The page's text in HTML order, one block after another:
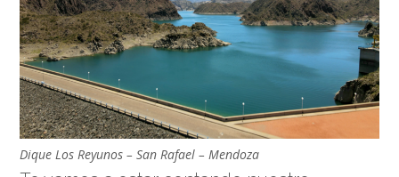
Dique Los Reyunos – San Rafael – Mendoza